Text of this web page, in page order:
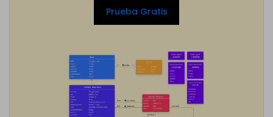
Prueba Gratis